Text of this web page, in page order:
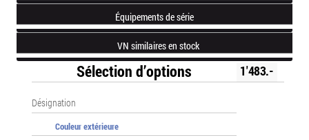
Équipements de série
VN similaires en stock
Sélection d’options 1'483.-
Désignation
Couleur extérieure